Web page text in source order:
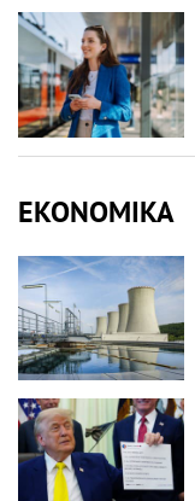
EKONOMIKA